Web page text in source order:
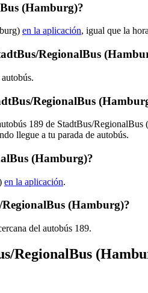
(Hamburg)?
en la aplicación, igual que la
RegionalBus
RegionalBus
189 de StadtBus/RegionalBus
llegue a tu parada de autobús.
(Hamburg)?
en la aplicación.
RegionalBus (Hamburg)?
del autobús 189.
RegionalBus